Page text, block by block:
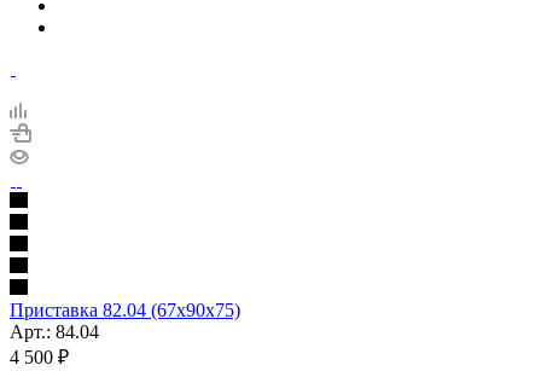
Приставка 82.04 (67х90х75)
Арт.: 84.04
4 500 ₽